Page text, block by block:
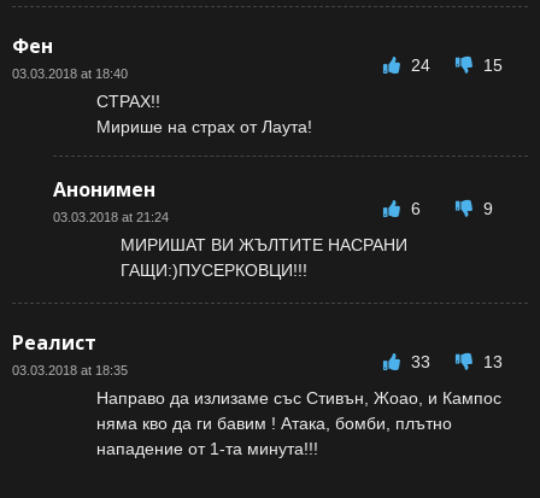
Фен
03.03.2018 at 18:40 24
15
СТРАХ!!
Мирише на страх от Лаута!
Анонимен
03.03.2018 at 21:24 6
9
МИРИШАТ ВИ ЖЪЛТИТЕ НАСРАНИ
ГАЩИ:)ПУСЕРКОВЦИ!!!
Реалист
03.03.2018 at 18:35 33
13
Направо да излизаме със Стивън, Жоао, и Кампос
няма кво да ги бавим ! Атака, бомби, плътно
нападение от 1-та минута!!!